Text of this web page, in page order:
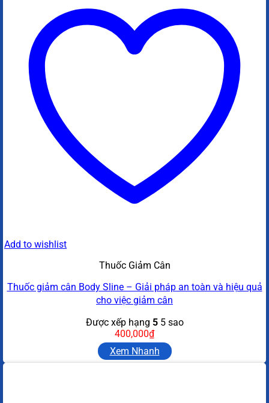
Add to wishlist
Thuốc Giảm Cân
Thuốc giảm cân Body Sline – Giải pháp an toàn và hiệu quả
cho việc giảm cân
Được xếp hạng 55 sao
400,000₫
Xem Nhanh